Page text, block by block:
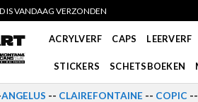
IS VANDAAG VERZONDEN
ACRYLVERF CAPS LEERVERF
STICKERS SCHETSBOEKEN
ANGELUS -- CLAIREFONTAINE -- COPIC --